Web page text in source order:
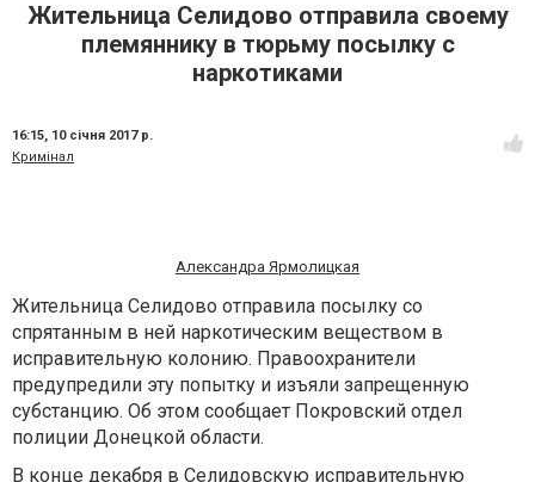
Жительница Селидово отправила своему
племяннику в тюрьму посылку с
наркотиками
16:15, 10 січня 2017 р.
Кримінал
Александра Ярмолицкая
Жительница Селидово отправила посылку со
спрятанным в ней наркотическим веществом в
исправительную колонию. Правоохранители
предупредили эту попытку и изъяли запрещенную
субстанцию. Об этом сообщает Покровский отдел
полиции Донецкой области.
В конце декабря ​​в Селидовскую исправительную